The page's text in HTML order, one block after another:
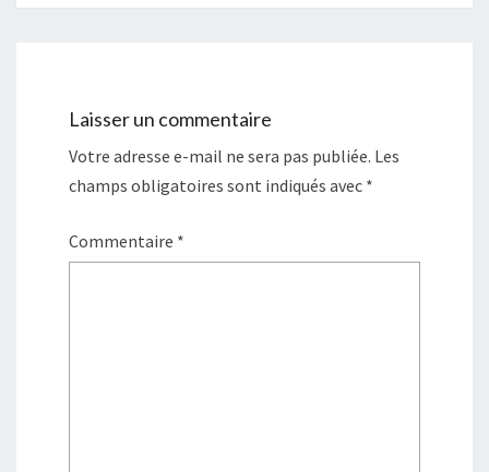
Laisser un commentaire
Votre adresse e-mail ne sera pas publiée. Les
champs obligatoires sont indiqués avec *
Commentaire *